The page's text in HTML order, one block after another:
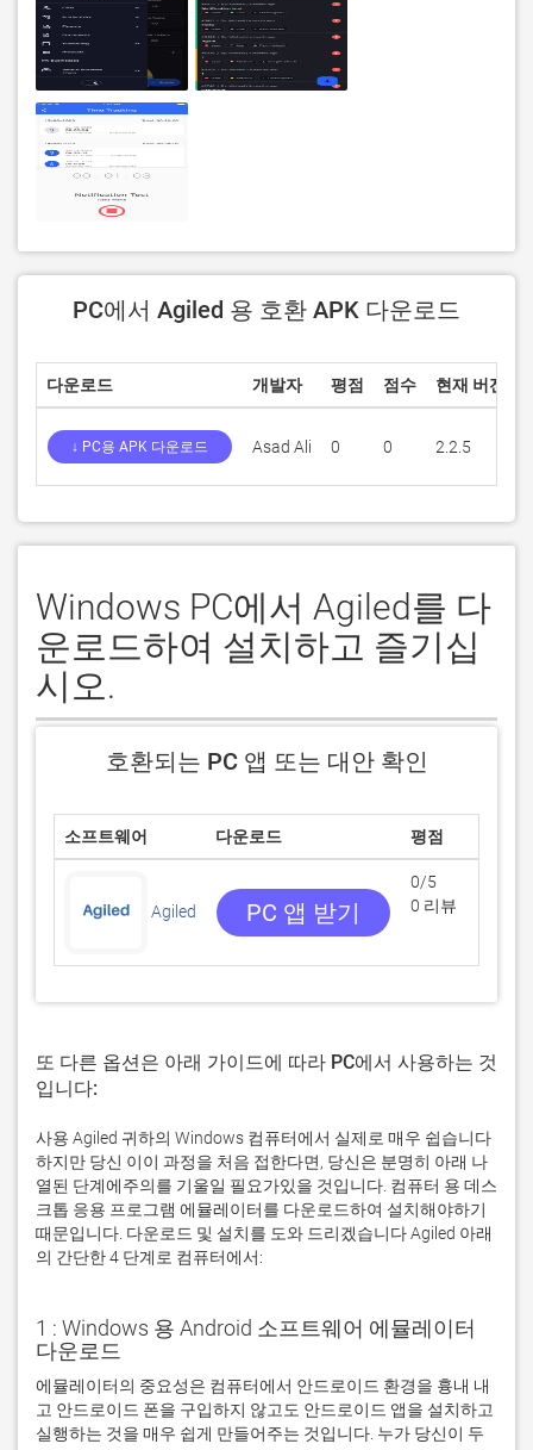
PC에서 Agiled 용 호환 APK 다운로드
다운로드 개발자 평점 점수 현재 버전
↓ PC용 APK 다운로드 Asad Ali 0 0 2.2.5
Windows PC에서 Agiled를 다
운로드하여 설치하고 즐기십
시오.
호환되는 PC 앱 또는 대안 확인
소프트웨어 다운로드 평점
Agiled PC 앱 받기
0/5
0 리뷰
또 다른 옵션은 아래 가이드에 따라 PC에서 사용하는 것
입니다:
사용 Agiled 귀하의 Windows 컴퓨터에서 실제로 매우 쉽습니다
하지만 당신 이이 과정을 처음 접한다면, 당신은 분명히 아래 나
열된 단계에주의를 기울일 필요가있을 것입니다. 컴퓨터 용 데스
크톱 응용 프로그램 에뮬레이터를 다운로드하여 설치해야하기
때문입니다. 다운로드 및 설치를 도와 드리겠습니다 Agiled 아래
의 간단한 4 단계로 컴퓨터에서:
1 : Windows 용 Android 소프트웨어 에뮬레이터
다운로드
에뮬레이터의 중요성은 컴퓨터에서 안드로이드 환경을 흉내 내
고 안드로이드 폰을 구입하지 않고도 안드로이드 앱을 설치하고
실행하는 것을 매우 쉽게 만들어주는 것입니다. 누가 당신이 두